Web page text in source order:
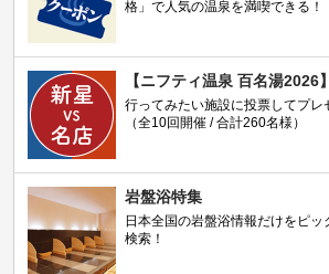
格」で人気の温泉を満喫できる！
【ニフティ温泉 百名湯2026】
行ってみたい施設に投票してプレ
（全10回開催 / 合計260名様）
岩盤浴特集
日本全国の岩盤浴情報だけをピッ
検索！